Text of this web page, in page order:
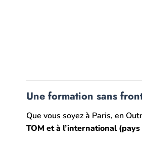
Une formation sans
Que vous soyez à Paris, en
TOM et à l’international